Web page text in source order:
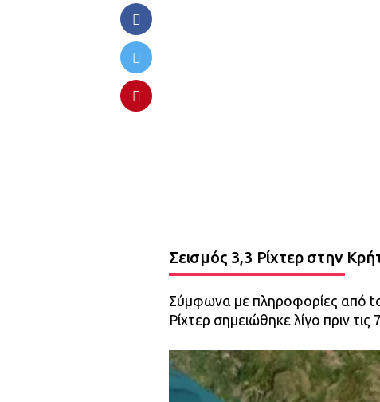
Σεισμός 3,3 Ρίχτερ στην
Σύμφωνα με πληροφορίες από
Ρίχτερ σημειώθηκε λίγο πριν